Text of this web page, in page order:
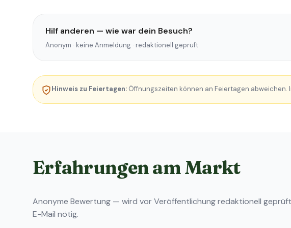
Hilf anderen — wie war dein Besuch?
Anonym · keine Anmeldung · redaktionell geprüft
Hinweis zu Feiertagen: Öffnungszeiten können an Feiertagen
Erfahrungen am Markt
Anonyme Bewertung — wird vor Veröffentlichung redaktionell
E-Mail nötig.